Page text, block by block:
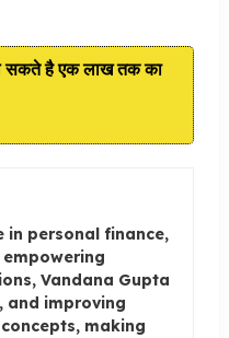
सकते है एक लाख तक का
in personal finance,
Vandana Gupta
and improving
making